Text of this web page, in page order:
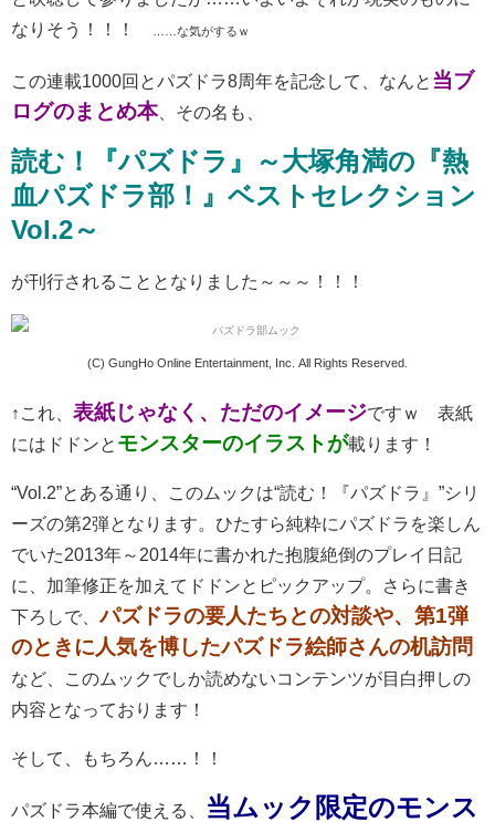
なりそう！！！
……な気がするｗ
この連載1000回とパズドラ8周年を記念して、なんと 当ブ
ログのまとめ本、その名も、
読む！『パズドラ』～大塚角満の『熱
血パズドラ部！』ベストセレクション
Vol.2～
が刊行されることとなりました～～～！！！
(C) GungHo Online Entertainment, Inc. All Rights Reserved.
↑これ、 表紙じゃなく、ただのイメージですｗ 表紙
にはドドンと モンスターのイラストが載ります！
“Vol.2”とある通り、このムックは“読む！『パズドラ』”シリ
ーズの第2弾となります。ひたすら純粋にパズドラを楽しん
でいた2013年～2014年に書かれた抱腹絶倒のプレイ日記
に、加筆修正を加えてドドンとピックアップ。さらに書き
下ろしで、 パズドラの要人たちとの対談や、第1弾
のときに人気を博したパズドラ絵師さんの机訪問
など、このムックでしか読めないコンテンツが目白押しの
内容となっております！
そして、もちろん……！！
パズドラ本編で使える、
当ムック限定のモンス